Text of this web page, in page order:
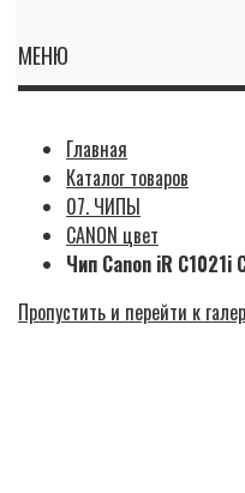
МЕНЮ
Главная
Каталог товаров
07. ЧИПЫ
CANON цвет
Чип Canon iR С1021i
Пропустить и перейти к